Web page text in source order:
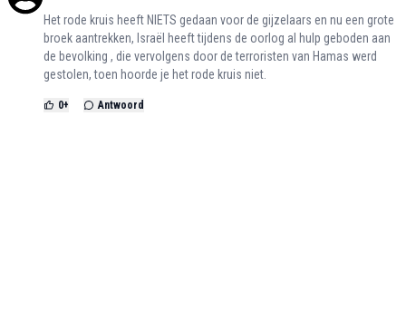
Het rode kruis heeft NIETS gedaan voor de gijzelaars en nu een grote
broek aantrekken, Israël heeft tijdens de oorlog al hulp geboden aan
de bevolking , die vervolgens door de terroristen van Hamas werd
gestolen, toen hoorde je het rode kruis niet.
0+ Antwoord